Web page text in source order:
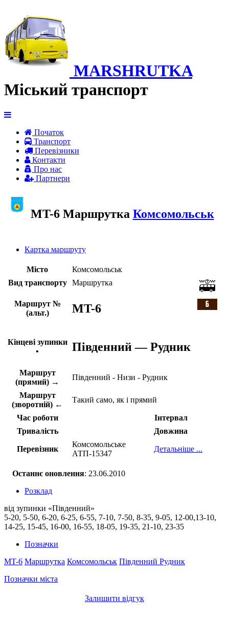
MARSHRUTKA
Міський транспорт
Початок
Транспорт
Перевiзники
Контакти
Про нас
Партнери
MT-6 Маршрутка Комсомольськ
Картка маршруту
Місто
Комсомольськ
Вид транспорту
Маршрутка
Маршрут №
(альт.)
MT-6
Кінцеві зупинки
•
Південний — Рудник
Маршрут
(прямий) →
Південний - Низи - Рудник
Маршрут
(зворотній) ←
Такий само, як і прямий
Час роботи
Інтервал
Тривалість
Довжина
Перевізник
Комсомольське
АТП-15347
Детальніше ...
Останнє оновлення: 23.06.2010
Розклад
від зупинки «Південний»
5-20, 5-50, 6-20, 6-25, 6-55, 7-10, 7-50, 8-35, 9-05, 12-00,13-10,
14-25, 15-45, 16-00, 16-55, 18-05, 19-35, 21-10, 23-35
Позначки
MT-6 Маршрутка Комсомольськ Південний Рудник
Позначки міста
Залишити відгук